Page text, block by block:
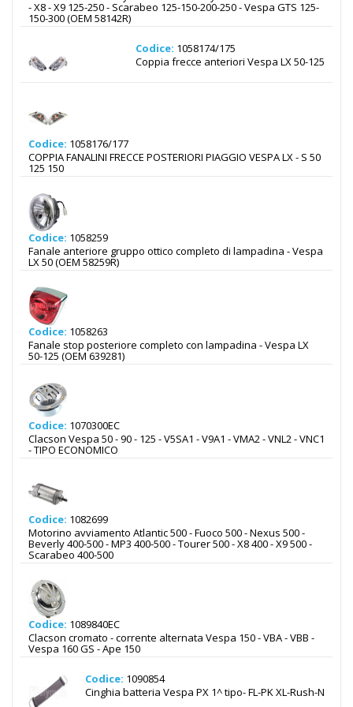
- X8 - X9 125-250 - Scarabeo 125-150-200-250 - Vespa GTS 125-
150-300 (OEM 58142R)
Codice: 1058174/175
Coppia frecce anteriori Vespa LX 50-125
Codice: 1058176/177
COPPIA FANALINI FRECCE POSTERIORI PIAGGIO VESPA LX - S 50
125 150
Codice: 1058259
Fanale anteriore gruppo ottico completo di lampadina - Vespa
LX 50 (OEM 58259R)
Codice: 1058263
Fanale stop posteriore completo con lampadina - Vespa LX
50-125 (OEM 639281)
Codice: 1070300EC
Clacson Vespa 50 - 90 - 125 - V5SA1 - V9A1 - VMA2 - VNL2 - VNC1
- TIPO ECONOMICO
Codice: 1082699
Motorino avviamento Atlantic 500 - Fuoco 500 - Nexus 500 -
Beverly 400-500 - MP3 400-500 - Tourer 500 - X8 400 - X9 500 -
Scarabeo 400-500
Codice: 1089840EC
Clacson cromato - corrente alternata Vespa 150 - VBA - VBB -
Vespa 160 GS - Ape 150
Codice: 1090854
Cinghia batteria Vespa PX 1^ tipo- FL-PK XL-Rush-N